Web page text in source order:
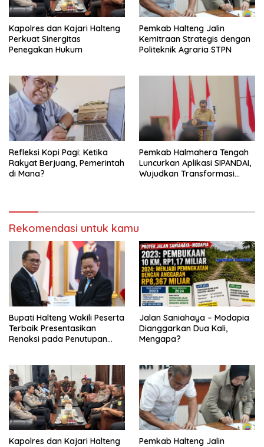
Kapolres dan Kajari Halteng
Perkuat Sinergitas
Penegakan Hukum
Pemkab Halteng Jalin
Kemitraan Strategis dengan
Politeknik Agraria STPN
Refleksi Kopi Pagi: Ketika
Rakyat Berjuang, Pemerintah
di Mana?
Pemkab Halmahera Tengah
Luncurkan Aplikasi SIPANDAI,
Wujudkan Transformasi
Rekomendasi untuk kamu
Bupati Halteng Wakili Peserta
Terbaik Presentasikan
Renaksi pada Penutupan
Jalan Saniahaya – Modapia
Dianggarkan Dua Kali,
Mengapa?
Kapolres dan Kajari Halteng
Pemkab Halteng Jalin